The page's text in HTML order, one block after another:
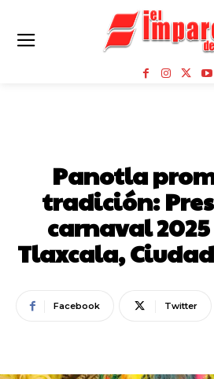
Panotla
tradición:
carnaval 2025
Tlaxcala,
Facebook Twitter